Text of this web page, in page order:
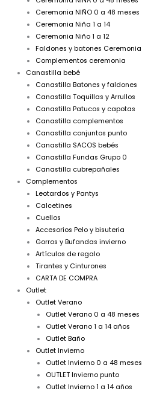
Ceremonia NIÑO 0 a 48 meses
Ceremonia Niña 1 a 14
Ceremonia Niño 1 a 12
Faldones y batones Ceremonia
Complementos ceremonia
Canastilla bebé
Canastilla Batones y faldones
Canastilla Toquillas y Arrullos
Canastilla Patucos y capotas
Canastilla complementos
Canastilla conjuntos punto
Canastilla SACOS bebés
Canastilla Fundas Grupo 0
Canastilla cubrepañales
Complementos
Leotardos y Pantys
Calcetines
Cuellos
Accesorios Pelo y bisuteria
Gorros y Bufandas invierno
Artículos de regalo
Tirantes y Cinturones
CARTA DE COMPRA
Outlet
Outlet Verano
Outlet Verano 0 a 48 meses
Outlet Verano 1 a 14 años
Outlet Baño
Outlet Invierno
Outlet Invierno 0 a 48 meses
OUTLET Invierno punto
Outlet Invierno 1 a 14 años